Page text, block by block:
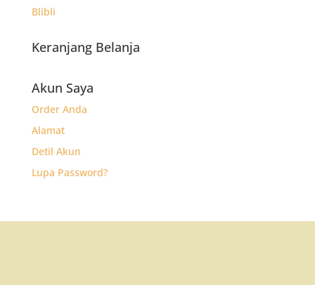
Blibli
Keranjang Belanja
Akun Saya
Order Anda
Alamat
Detil Akun
Lupa Password?